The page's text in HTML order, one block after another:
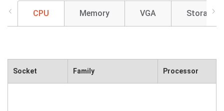
CPU Memory VGA Storage
Socket Family Processor